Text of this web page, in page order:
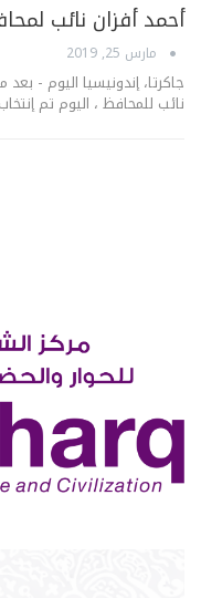
أحمد أفزان نائب
مارس 25, 2019
جاكرتا، إندونيسيا اليوم -
نائب للمحافظ ، اليوم تم